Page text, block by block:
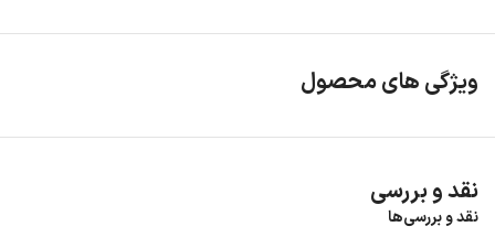
Complete، بهره‌مندی از موتور قدرتمند با مکش ۳۰٬۰۰۰ پاسکال است. این
قدرت مکش در کنار فناوری Vormax باعث می‌شود:
موهای حیوانات خانگی به‌صورت کامل مکش شوند.
ویژگی های محصول
نقد و بررسی
نقد و بررسی‌ها